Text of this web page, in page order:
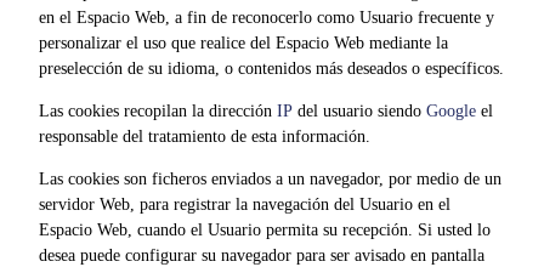
en el Espacio Web, a fin de reconocerlo como Usuario frecuente y
personalizar el uso que realice del Espacio Web mediante la
preselección de su idioma, o contenidos más deseados o específicos.
Las cookies recopilan la direcciónIP del usuario siendoGoogle el
responsable del tratamiento de esta información.
Las cookies son ficheros enviados a un navegador, por medio de un
servidor Web, para registrar la navegación del Usuario en el
Espacio Web, cuando el Usuario permita su recepción. Si usted lo
desea puede configurar su navegador para ser avisado en pantalla